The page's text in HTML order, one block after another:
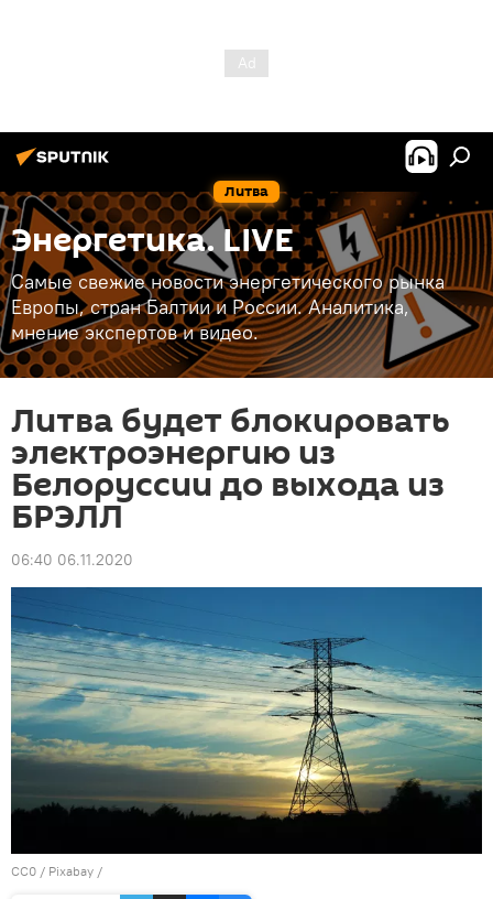
Литва
Энергетика. LIVE
Самые свежие новости энергетического рынка
Европы, стран Балтии и России. Аналитика,
мнение экспертов и видео.
Литва будет блокировать
электроэнергию из
Белоруссии до выхода из
БРЭЛЛ
06:40 06.11.2020
CC0 / Рixabay /